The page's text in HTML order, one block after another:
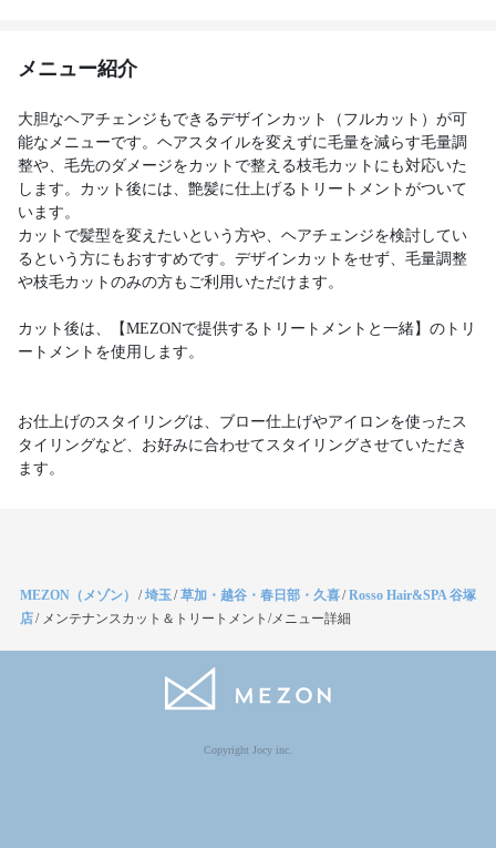
メニュー紹介
大胆なヘアチェンジもできるデザインカット（フルカット）が可
能なメニューです。ヘアスタイルを変えずに毛量を減らす毛量調
整や、毛先のダメージをカットで整える枝毛カットにも対応いた
します。カット後には、艶髪に仕上げるトリートメントがついて
います。
カットで髪型を変えたいという方や、ヘアチェンジを検討してい
るという方にもおすすめです。デザインカットをせず、毛量調整
や枝毛カットのみの方もご利用いただけます。
カット後は、【MEZONで提供するトリートメントと一緒】のトリ
ートメントを使用します。
お仕上げのスタイリングは、ブロー仕上げやアイロンを使ったス
タイリングなど、お好みに合わせてスタイリングさせていただき
ます。
MEZON（メゾン） /埼玉/草加・越谷・春日部・久喜/Rosso Hair&SPA 谷塚
店/ メンテナンスカット＆トリートメント/メニュー詳細
Copyright Jocy inc.